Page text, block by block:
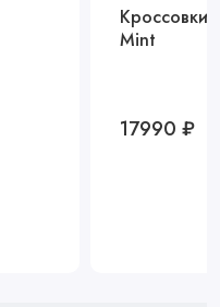
Кроссовки
Mint
17990 ₽